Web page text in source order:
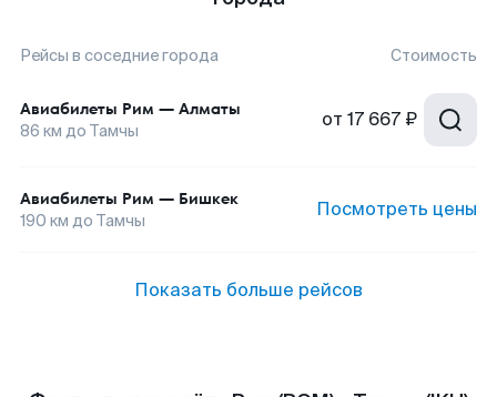
Рейсы в соседние города Стоимость
Авиабилеты Рим — Алматы
86 км до Тамчы от 17 667 ₽
Авиабилеты Рим — Бишкек
190 км до Тамчы Посмотреть цены
Показать больше рейсов